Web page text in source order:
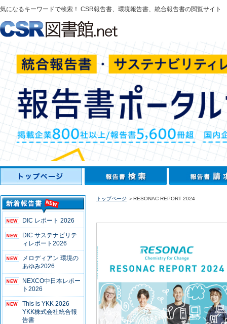
気になるキーワードで検索！ CSR報告書、環境報告書、統合報告書の閲覧サイト
DIC レポート 2026
DIC サステナビリテ
ィレポート2026
メロディアン 環境の
あゆみ2026
NEXCO中日本レポー
ト2026
This is YKK 2026
YKK株式会社統合報
告書
トップページ ＞RESONAC REPORT 2024